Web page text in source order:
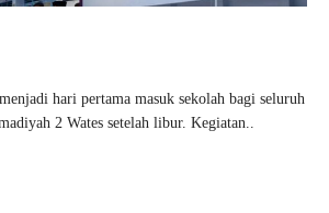
hari pertama masuk sekolah bagi seluruh
2 Wates setelah libur. Kegiatan..